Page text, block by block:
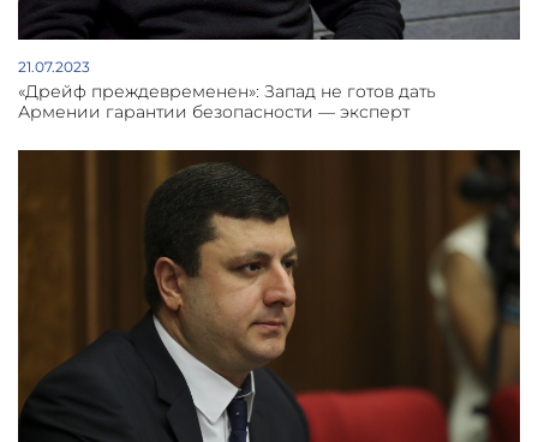
21.07.2023
«Дрейф преждевременен»: Запад не готов дать
Армении гарантии безопасности — эксперт